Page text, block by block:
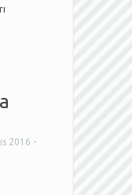
2016 -